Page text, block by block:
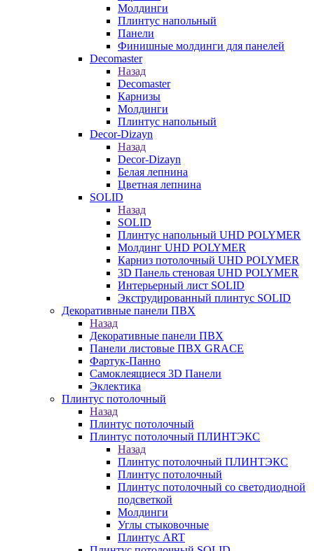
Молдинги
Плинтус напольный
Панели
Финишные молдинги для панелей
Decomaster
Назад
Decomaster
Карнизы
Молдинги
Плинтус напольный
Decor-Dizayn
Назад
Decor-Dizayn
Белая лепнина
Цветная лепнина
SOLID
Назад
SOLID
Плинтус напольный UHD POLYMER
Молдинг UHD POLYMER
Карниз потолочный UHD POLYMER
3D Панель стеновая UHD POLYMER
Интерьерный лист SOLID
Экструдированный плинтус SOLID
Декоративные панели ПВХ
Назад
Декоративные панели ПВХ
Панели листовые ПВХ GRACE
Фартук-Панно
Самоклеящиеся 3D Панели
Эклектика
Плинтус потолочный
Назад
Плинтус потолочный
Плинтус потолочный ПЛИНТЭКС
Назад
Плинтус потолочный ПЛИНТЭКС
Плинтус потолочный
Плинтус потолочный со светодиодной
подсветкой
Молдинги
Углы стыковочные
Плинтус ART